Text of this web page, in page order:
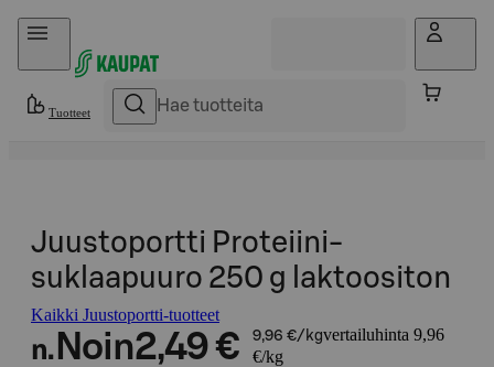
Hyppää sisältöön
Tuotteet
Juustoportti Proteiini-
suklaapuuro 250 g laktoositon
Kaikki Juustoportti-tuotteet
n. Noin2,49 € 9,96 €/kgvertailuhinta 9,96
€/kg